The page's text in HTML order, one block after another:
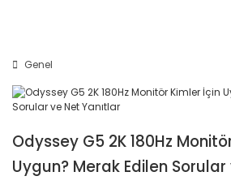
Genel
Odyssey G5 2K 180Hz
Uygun? Merak Edilen